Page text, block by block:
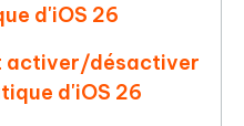
d'iOS 26
activer/désactiver
d'iOS 26